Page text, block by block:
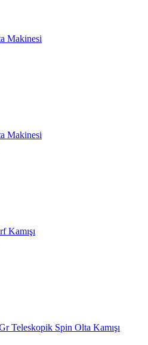
Makinesi
Makinesi
Kamışı
Teleskopik Spin Olta Kamışı